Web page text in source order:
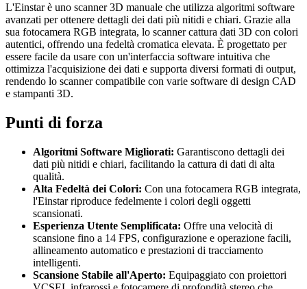
L'Einstar è uno scanner 3D manuale che utilizza algoritmi software
avanzati per ottenere dettagli dei dati più nitidi e chiari. Grazie alla
sua fotocamera RGB integrata, lo scanner cattura dati 3D con colori
autentici, offrendo una fedeltà cromatica elevata. È progettato per
essere facile da usare con un'interfaccia software intuitiva che
ottimizza l'acquisizione dei dati e supporta diversi formati di output,
rendendo lo scanner compatibile con varie software di design CAD
e stampanti 3D.
Punti di forza
Algoritmi Software Migliorati: Garantiscono dettagli dei
dati più nitidi e chiari, facilitando la cattura di dati di alta
qualità.
Alta Fedeltà dei Colori: Con una fotocamera RGB integrata,
l'Einstar riproduce fedelmente i colori degli oggetti
scansionati.
Esperienza Utente Semplificata: Offre una velocità di
scansione fino a 14 FPS, configurazione e operazione facili,
allineamento automatico e prestazioni di tracciamento
intelligenti.
Scansione Stabile all'Aperto: Equipaggiato con proiettori